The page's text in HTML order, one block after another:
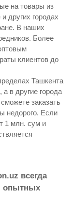
на товары из
других городах
В наших
Более
клиентов до
Ташкента
а в другие города
заказать
недорого. Если
1 млн. сум и
всегда
опытных